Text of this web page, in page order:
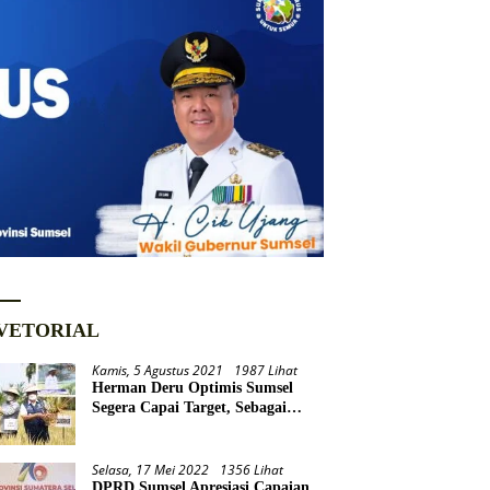
Kamis, 5 Agustus 2021 1987 Lihat
Herman Deru Optimis Sumsel
Segera Capai Target, Sebagai
Selasa, 17 Mei 2022 1356 Lihat